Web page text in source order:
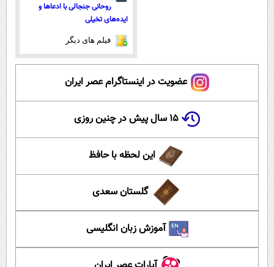
روحانی جنجالی با ادعاها و
ایده‌های تخیلی
فیلم های دیگر
عضویت در اینستاگرام عصر ایران
۱۵ سال پیش در چنین روزی
این لحظه با حافظ
گلستان سعدی
آموزش زبان انگلیسی